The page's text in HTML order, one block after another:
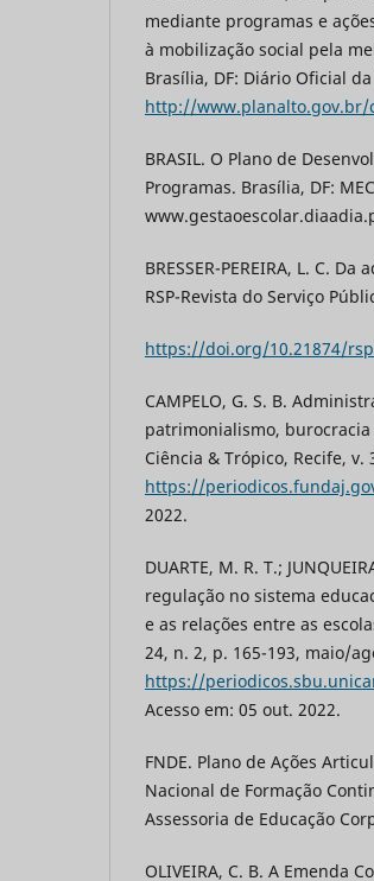
mediante programas e
à mobilização social pela
Brasília, DF: Diário Oficial
http://www.planalto.gov.br/
BRASIL. O Plano de
Programas. Brasília, DF:
BRESSER-PEREIRA, L. C.
RSP-Revista do Serviço
https://doi.org/10.21874/
CAMPELO, G. S. B.
patrimonialismo,
Ciência & Trópico, Recife,
https://
2022.
DUARTE, M. R. T.;
regulação no sistema
e as relações entre as
24, n. 2, p. 165-193, maio/
https://
Acesso em: 05 out. 2022.
FNDE. Plano de Ações
Nacional de Formação
Assessoria de Educação
OLIVEIRA, C. B. A Emenda